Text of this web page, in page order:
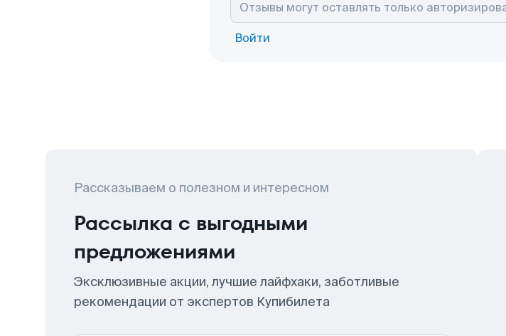
Войти
Рассказываем о полезном и интересном
Рассылка с выгодными
предложениями
Эксклюзивные акции, лучшие лайфхаки, заботливые
рекомендации от экспертов Купибилета